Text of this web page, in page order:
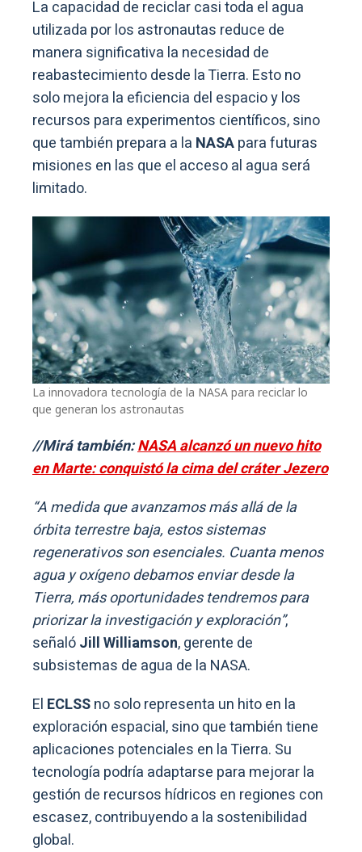
La capacidad de reciclar casi toda el agua
utilizada por los astronautas reduce de
manera significativa la necesidad de
reabastecimiento desde la Tierra. Esto no
solo mejora la eficiencia del espacio y los
recursos para experimentos científicos, sino
que también prepara a la NASApara futuras
misiones en las que el acceso al agua será
limitado.
La innovadora tecnología de la NASA para reciclar lo
que generan los astronautas
//Mirá también:NASA alcanzó un nuevo hito
en Marte: conquistó la cima del cráter Jezero
“A medida que avanzamos más allá de la
órbita terrestre baja, estos sistemas
regenerativos son esenciales. Cuanta menos
agua y oxígeno debamos enviar desde la
Tierra, más oportunidades tendremos para
priorizar la investigación y exploración”,
señalóJill Williamson, gerente de
subsistemas de agua de la NASA.
El ECLSSno solo representa un hito en la
exploración espacial, sino que también tiene
aplicaciones potenciales en la Tierra. Su
tecnología podría adaptarse para mejorar la
gestión de recursos hídricos en regiones con
escasez, contribuyendo a la sostenibilidad
global.